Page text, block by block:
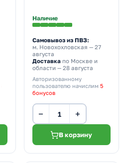
Наличие
Самовывоз из ПВЗ:
м. Новохохловская — 27
августа
Доставкапо Москве и
области — 28 августа
Авторизованному
пользователю начислим 5
бонусов
− +
В корзину